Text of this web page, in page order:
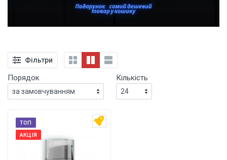
Фільтри
Порядок Кількість
ТОП
АКЦІЯ